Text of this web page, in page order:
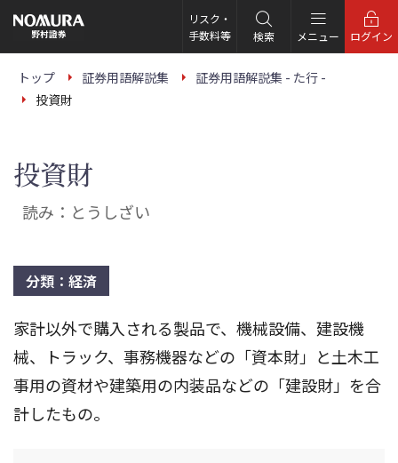
の
ー
リスク・
手数料等
検索 メニュー ログイン
トップ 証券用語解説集
証券用語解説集 - た行 -
投資財
投資財
読み：とうしざい
分類：経済
家計以外で購入される製品で、機械設備、建設機
械、トラック、事務機器などの「資本財」と土木工
事用の資材や建築用の内装品などの「建設財」を合
計したもの。